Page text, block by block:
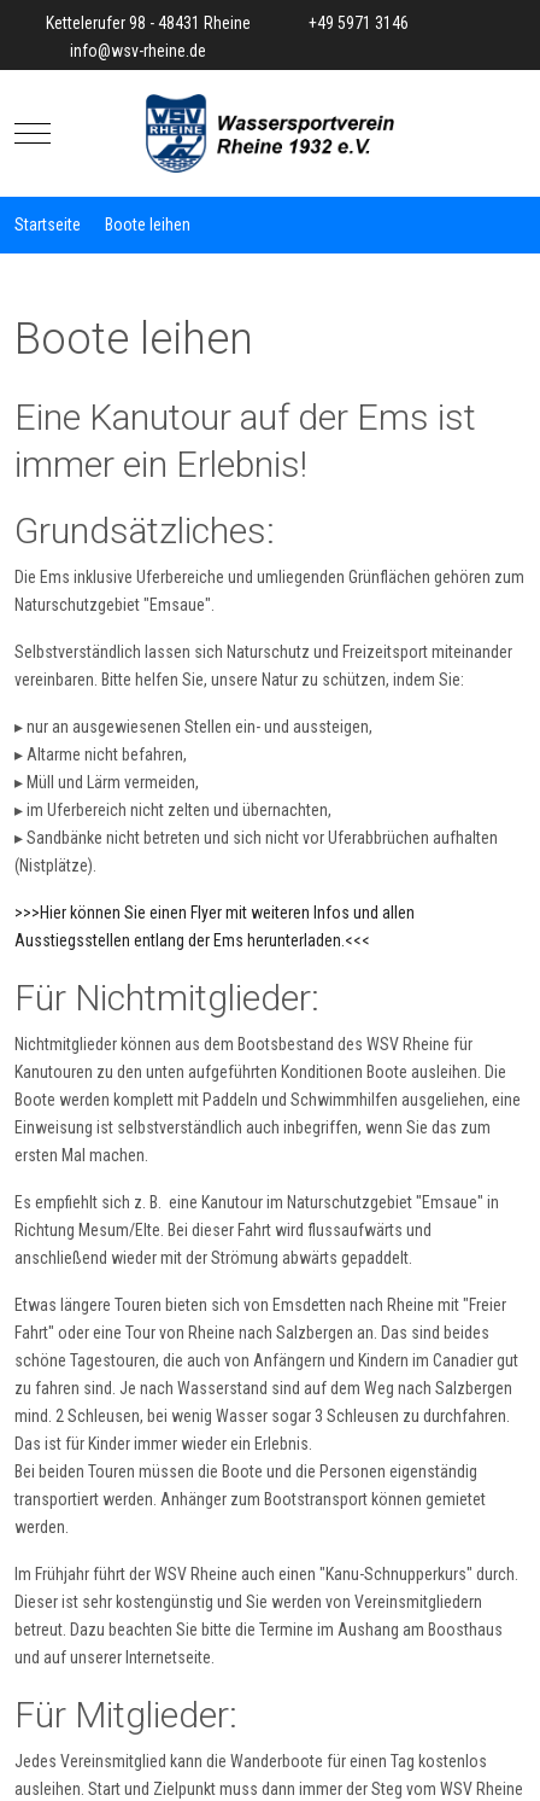
Kettelerufer 98 - 48431 Rheine
+49 5971 3146
info@wsv-rheine.de
Mobile Menu Toggle
Startseite Boote leihen
Boote leihen
Eine Kanutour auf der Ems ist
immer ein Erlebnis!
Grundsätzliches:
Die Ems inklusive Uferbereiche und umliegenden Grünflächen gehören zum
Naturschutzgebiet "Emsaue".
Selbstverständlich lassen sich Naturschutz und Freizeitsport miteinander
vereinbaren. Bitte helfen Sie, unsere Natur zu schützen, indem Sie:
▸ nur an ausgewiesenen Stellen ein- und aussteigen,
▸ Altarme nicht befahren,
▸ Müll und Lärm vermeiden,
▸ im Uferbereich nicht zelten und übernachten,
▸ Sandbänke nicht betreten und sich nicht vor Uferabbrüchen aufhalten
(Nistplätze).
>>>Hier können Sie einen Flyer mit weiteren Infos und allen
Ausstiegsstellen entlang der Ems herunterladen.<<<
Für Nichtmitglieder:
Nichtmitglieder können aus dem Bootsbestand des WSV Rheine für
Kanutouren zu den unten aufgeführten Konditionen Boote ausleihen. Die
Boote werden komplett mit Paddeln und Schwimmhilfen ausgeliehen, eine
Einweisung ist selbstverständlich auch inbegriffen, wenn Sie das zum
ersten Mal machen.
Es empfiehlt sich z. B. eine Kanutour im Naturschutzgebiet "Emsaue" in
Richtung Mesum/Elte. Bei dieser Fahrt wird flussaufwärts und
anschließend wieder mit der Strömung abwärts gepaddelt.
Etwas längere Touren bieten sich von Emsdetten nach Rheine mit "Freier
Fahrt" oder eine Tour von Rheine nach Salzbergen an. Das sind beides
schöne Tagestouren, die auch von Anfängern und Kindern im Canadier gut
zu fahren sind. Je nach Wasserstand sind auf dem Weg nach Salzbergen
mind. 2 Schleusen, bei wenig Wasser sogar 3 Schleusen zu durchfahren.
Das ist für Kinder immer wieder ein Erlebnis.
Bei beiden Touren müssen die Boote und die Personen eigenständig
transportiert werden. Anhänger zum Bootstransport können gemietet
werden.
Im Frühjahr führt der WSV Rheine auch einen "Kanu-Schnupperkurs" durch.
Dieser ist sehr kostengünstig und Sie werden von Vereinsmitgliedern
betreut. Dazu beachten Sie bitte die Termine im Aushang am Boosthaus
und auf unserer Internetseite.
Für Mitglieder:
Jedes Vereinsmitglied kann die Wanderboote für einen Tag kostenlos
ausleihen. Start und Zielpunkt muss dann immer der Steg vom WSV Rheine